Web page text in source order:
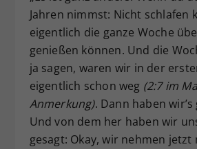
Jahren nimmst: Nicht schlafen
eigentlich die ganze Woche
genießen können. Und die
ja sagen, waren wir in der
eigentlich schon weg (2:7 im
Anmerkung). Dann haben
Und von dem her haben wir
gesagt: Okay, wir nehmen jetzt